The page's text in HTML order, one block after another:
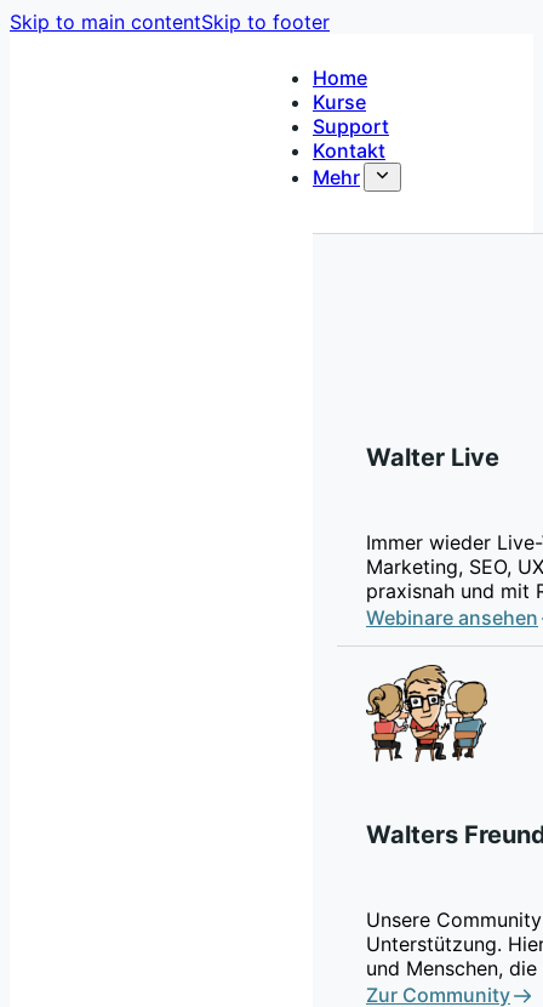
Skip to main contentSkip to footer
Home
Kurse
Support
Kontakt
Mehr
Walter Live
Immer wieder
Marketing, SEO,
praxisnah und mit
Webinare ansehen
Walters
Unsere
Unterstützung.
und Menschen,
Zur Community